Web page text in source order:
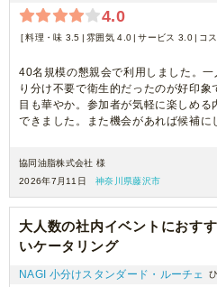
4.0
料理・味 3.5 雰囲気 4.0 サービス 3.0 コ
40名規模の懇親会で利用しました。
り分け不要で衛生的だったのが好印
目も華やか。参加者が気軽に楽しめ
できました。また機会があれば候補に
協同油脂株式会社 様
2026年7月11日
神奈川県藤沢市
大人数の社内イベントにおす
いケータリング
NAGI 小分けスタンダード・ルーチェ